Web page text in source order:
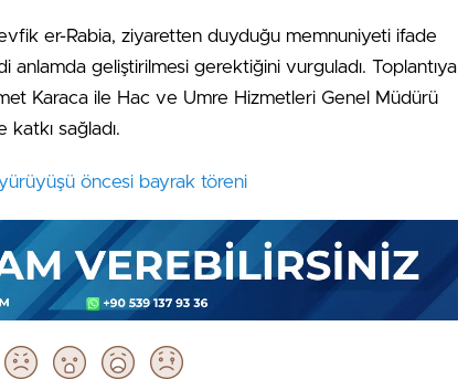
er-Rabia, ziyaretten duyduğu memnuniyeti ifade
anlamda geliştirilmesi gerektiğini vurguladı. Toplantıya
Karaca ile Hac ve Umre Hizmetleri Genel Müdürü
sağladı.
öncesi bayrak töreni